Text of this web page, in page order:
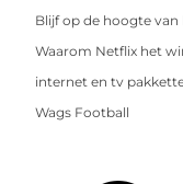
Blijf op de hoogte
Waarom Netflix het
internet en tv
Wags Football